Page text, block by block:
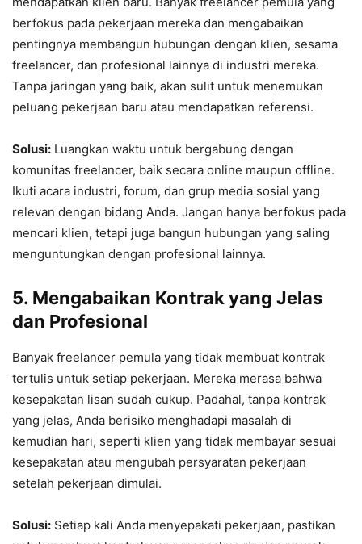
berfokus pada pekerjaan mereka dan mengabaikan
pentingnya membangun hubungan dengan klien, sesama
freelancer, dan profesional lainnya di industri mereka.
Tanpa jaringan yang baik, akan sulit untuk menemukan
peluang pekerjaan baru atau mendapatkan referensi.
Solusi: Luangkan waktu untuk bergabung dengan
komunitas freelancer, baik secara online maupun offline.
Ikuti acara industri, forum, dan grup media sosial yang
relevan dengan bidang Anda. Jangan hanya berfokus pada
mencari klien, tetapi juga bangun hubungan yang saling
menguntungkan dengan profesional lainnya.
5. Mengabaikan Kontrak yang Jelas
dan Profesional
Banyak freelancer pemula yang tidak membuat kontrak
tertulis untuk setiap pekerjaan. Mereka merasa bahwa
kesepakatan lisan sudah cukup. Padahal, tanpa kontrak
yang jelas, Anda berisiko menghadapi masalah di
kemudian hari, seperti klien yang tidak membayar sesuai
kesepakatan atau mengubah persyaratan pekerjaan
setelah pekerjaan dimulai.
Solusi: Setiap kali Anda menyepakati pekerjaan, pastikan